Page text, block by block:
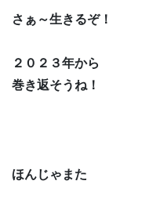
さぁ～生きるぞ！
２０２３年から
巻き返そうね！
ほんじゃまた